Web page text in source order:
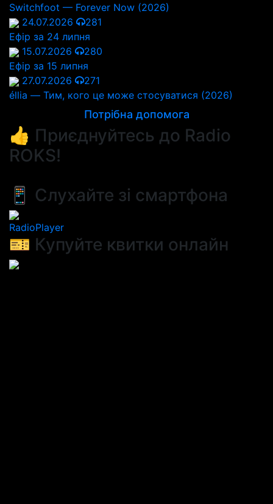
Switchfoot — Forever Now (2026)
24.07.2026
281
Ефір за 24 липня
15.07.2026
280
Ефір за 15 липня
27.07.2026
271
éllia — Тим, кого це може стосуватися (2026)
Потрібна допомога
👍 Приєднуйтесь до Radio
ROKS!
📱 Слухайте зі смартфона
RadioPlayer
🎫 Купуйте квитки онлайн